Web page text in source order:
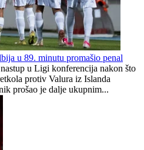
i Inter Turkuu: Grci na Koševu,